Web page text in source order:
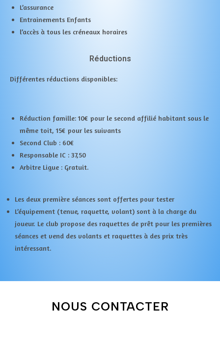
L’assurance
Entrainements Enfants
l’accès à tous les créneaux horaires
Réductions
Différentes réductions disponibles:
Réduction famille: 10€ pour le second affilié habitant sous le
même toit, 15€ pour les suivants
Second Club : 60€
Responsable IC : 37,50
Arbitre Ligue : Gratuit.
Les deux première séances sont offertes pour tester
L’équipement (tenue, raquette, volant) sont à la charge du
joueur. Le club propose des raquettes de prêt pour les premières
séances et vend des volants et raquettes à des prix très
intéressant.
NOUS CONTACTER